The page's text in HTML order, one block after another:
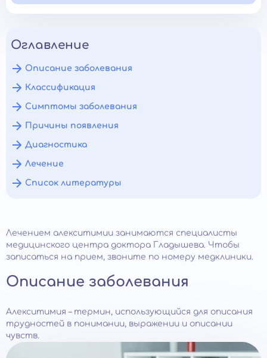
Оглавление
Описание заболевания
Классификация
Симптомы заболевания
Причины появления
Диагностика
Лечение
Список литературы
Лечением алекситимии занимаются специалисты
медицинского центра доктора Гладышева. Чтобы
записаться на прием, звоните по номеру медклиники.
Описание заболевания
Алекситимия – термин, использующийся для описания
трудностей в понимании, выражении и описании
чувств.